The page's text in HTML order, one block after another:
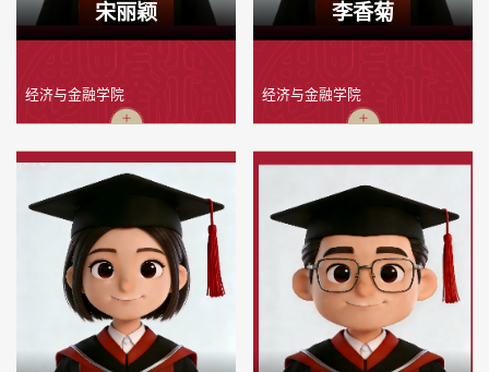
宋丽颖
经济与金融学院
李香菊
经济与金融学院